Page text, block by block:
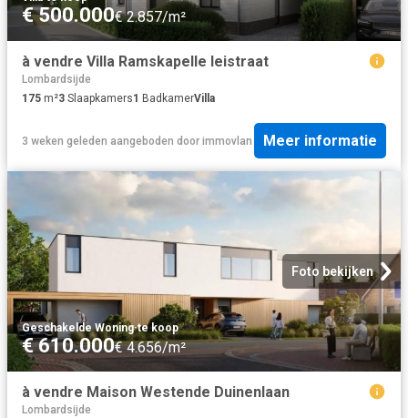
€ 500.000€ 2.857/m²
à vendre Villa Ramskapelle leistraat
Lombardsijde
175 m²3 Slaapkamers1 BadkamerVilla
3 weken geleden aangeboden door immovlan Meer informatie
Foto bekijken
Geschakelde Woning·te koop
€ 610.000€ 4.656/m²
à vendre Maison Westende Duinenlaan
Lombardsijde